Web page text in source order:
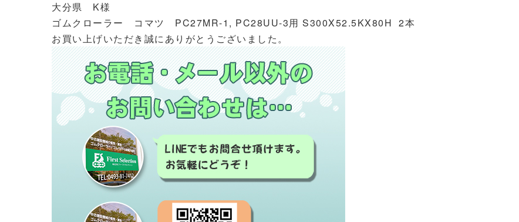
大分県 K様
ゴムクローラー コマツ PC27MR-1, PC28UU-3用 S300X52.5KX80H 2本
お買い上げいただき誠にありがとうございました。